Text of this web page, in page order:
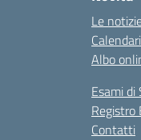
Le
Albo
Esami
Contatti